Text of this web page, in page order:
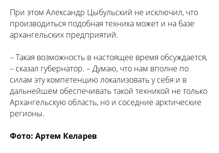
При этом Александр Цыбульский не исключил, что
производиться подобная техника может и на базе
архангельских предприятий.
– Такая возможность в настоящее время обсуждается,
– сказал губернатор. – Думаю, что нам вполне по
силам эту компетенцию локализовать у себя и в
дальнейшем обеспечивать такой техникой не только
Архангельскую область, но и соседние арктические
регионы.
Фото: Артем Келарев